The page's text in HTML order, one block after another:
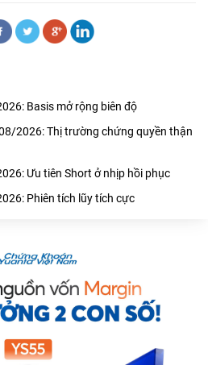
Basis mở rộng biên độ
2026: Thị trường chứng quyền thận
Ưu tiên Short ở nhịp hồi phục
Phiên tích lũy tích cực